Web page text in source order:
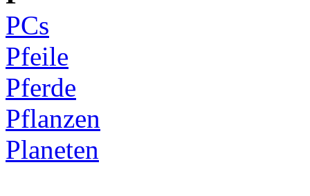
PCs
Pfeile
Pferde
Pflanzen
Planeten